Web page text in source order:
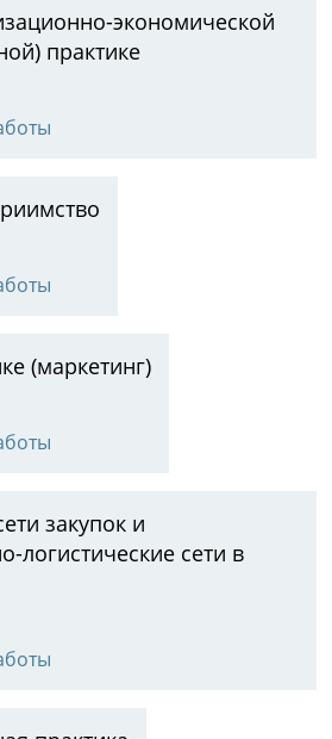
экономической
практике
(маркетинг)
закупок и
логистические сети в